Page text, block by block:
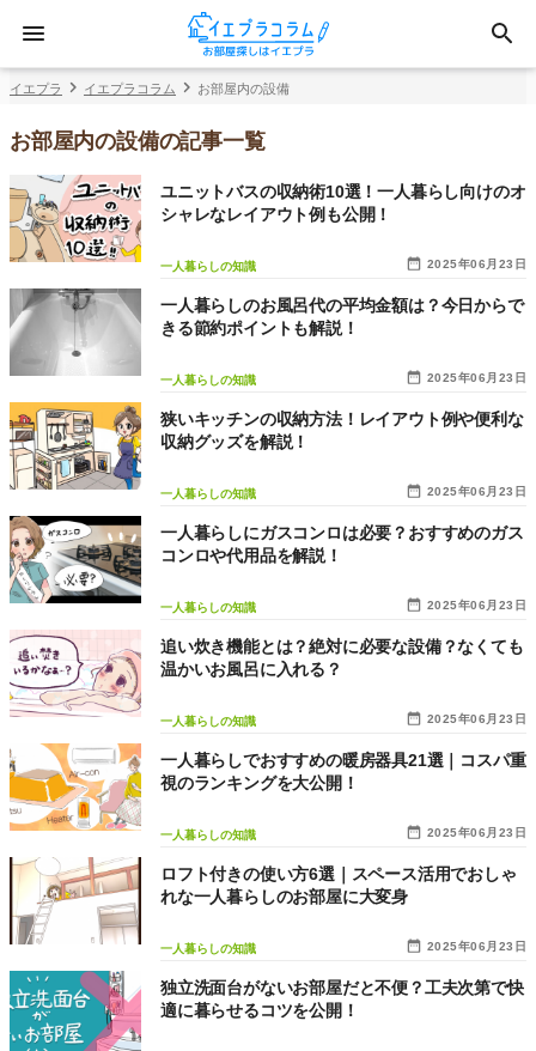
イエプラ イエプラコラム お部屋内の設備
お部屋内の設備の記事一覧
2025年06月23日
一人暮らしの知識
ユニットバスの収納術10選！一人暮らし向けのオ
シャレなレイアウト例も公開！
2025年06月23日
一人暮らしの知識
一人暮らしのお風呂代の平均金額は？今日からで
きる節約ポイントも解説！
2025年06月23日
一人暮らしの知識
狭いキッチンの収納方法！レイアウト例や便利な
収納グッズを解説！
2025年06月23日
一人暮らしの知識
一人暮らしにガスコンロは必要？おすすめのガス
コンロや代用品を解説！
2025年06月23日
一人暮らしの知識
追い炊き機能とは？絶対に必要な設備？なくても
温かいお風呂に入れる？
2025年06月23日
一人暮らしの知識
一人暮らしでおすすめの暖房器具21選｜コスパ重
視のランキングを大公開！
2025年06月23日
一人暮らしの知識
ロフト付きの使い方6選｜スペース活用でおしゃ
れな一人暮らしのお部屋に大変身
独立洗面台がないお部屋だと不便？工夫次第で快
適に暮らせるコツを公開！